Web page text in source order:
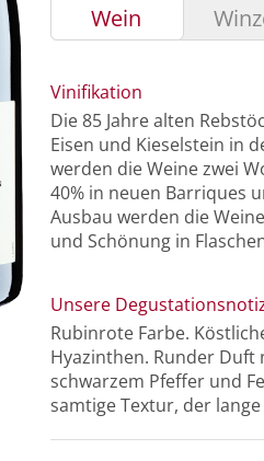
Wein
Vinifikation
Die 85 Jahre alten
Eisen und Kieselstein in
werden die Weine zwei
40% in neuen Barriques
Ausbau werden die
und Schönung in
Unsere
Rubinrote Farbe.
Hyazinthen. Runder Duft
schwarzem Pfeffer und
samtige Textur, der